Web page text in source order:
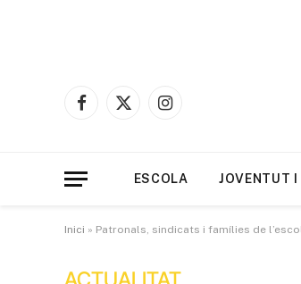
Facebook
X
Instagram
ESCOLA JOVENTUT I
Inici » Patronals, sindicats i famílies de